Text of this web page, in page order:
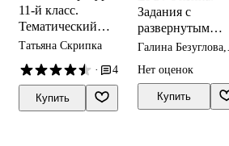
11-й класс.
Тематический
тренинг от
смыслу".
Учебное пособие
Татьяна Скрипка
·
4
Купить
Задания с
развернутым
ответом. Учебно-
пособие
Галина Безуглова,
Нет оценок
Купить